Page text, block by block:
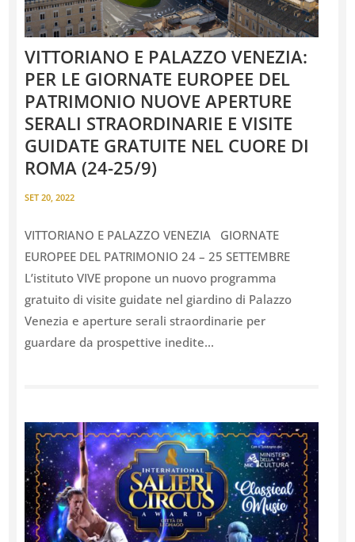
VITTORIANO E PALAZZO VENEZIA:
PER LE GIORNATE EUROPEE DEL
PATRIMONIO NUOVE APERTURE
SERALI STRAORDINARIE E VISITE
GUIDATE GRATUITE NEL CUORE DI
ROMA (24-25/9)
SET 20, 2022
VITTORIANO E PALAZZO VENEZIA GIORNATE
EUROPEE DEL PATRIMONIO 24 – 25 SETTEMBRE
L’istituto VIVE propone un nuovo programma
gratuito di visite guidate nel giardino di Palazzo
Venezia e aperture serali straordinarie per
guardare da prospettive inedite...